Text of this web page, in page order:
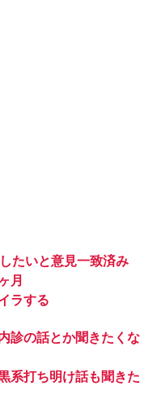
たいと意見一致済み
月
ラする
診の話とか聞きたくな
系打ち明け話も聞きた